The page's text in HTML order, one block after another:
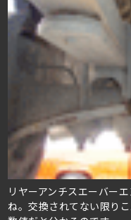
リヤーアンチスエーバー
ね。交換されてない限り